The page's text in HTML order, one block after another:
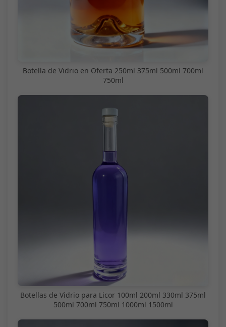
Botella de Vidrio en Oferta 250ml 375ml 500ml 700ml
750ml
Botellas de Vidrio para Licor 100ml 200ml 330ml 375ml
500ml 700ml 750ml 1000ml 1500ml